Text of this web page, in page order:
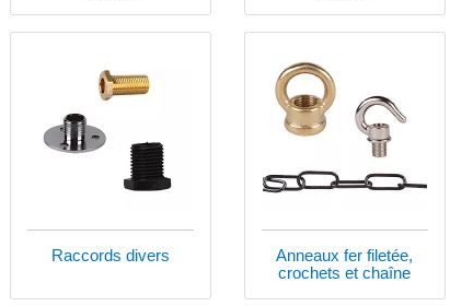
Raccords divers
Anneaux fer filetée,
crochets et chaîne